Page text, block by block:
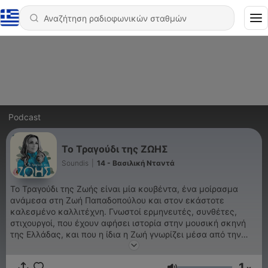
Podcast
Το Τραγούδι της ΖΩΗΣ
Soundis 14 - Βασιλική Νταντά
Το Τραγούδι της Ζωής είναι μία κουβέντα, ένα μοίρασμα
ανάμεσα στη Ζωή Παπαδοπούλου και στον εκάστοτε
καλεσμένο καλλιτέχνη. Γνωστοί ερμηνευτές, συνθέτες,
στιχουργοί, που έχουν αφήσει ιστορία στην μουσική σκηνή
της Ελλάδας, και που η ίδια η Ζωή γνωρίζει μέσα από την
μακρόχρονη πορεία της στο τραγούδι, αλλά και νεότεροι